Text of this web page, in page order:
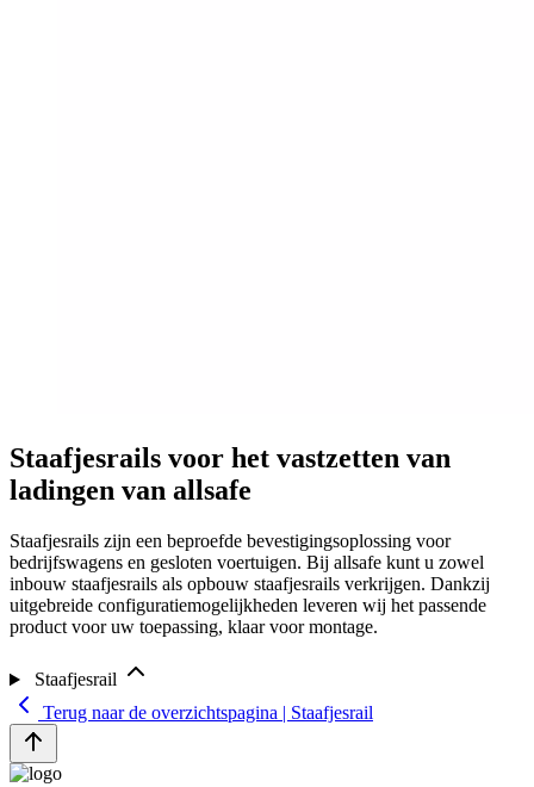
Staafjesrails voor het vastzetten van
ladingen van allsafe
Staafjesrails zijn een beproefde bevestigingsoplossing voor
bedrijfswagens en gesloten voertuigen. Bij allsafe kunt u zowel
inbouw staafjesrails als opbouw staafjesrails verkrijgen. Dankzij
uitgebreide configuratiemogelijkheden leveren wij het passende
product voor uw toepassing, klaar voor montage.
Staafjesrail
Terug naar de overzichtspagina | Staafjesrail